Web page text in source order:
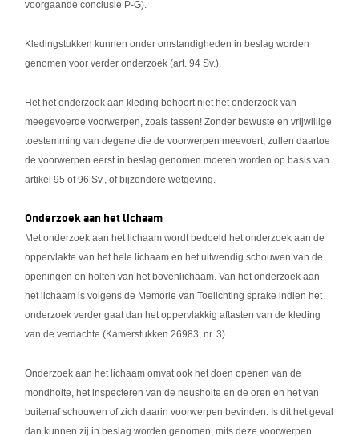
voorgaande conclusie P-G).
Kledingstukken kunnen onder omstandigheden in beslag worden
genomen voor verder onderzoek (art. 94 Sv.).
Het het onderzoek aan kleding behoort niet het onderzoek van
meegevoerde voorwerpen, zoals tassen! Zonder bewuste en vrijwillige
toestemming van degene die de voorwerpen meevoert, zullen daartoe
de voorwerpen eerst in beslag genomen moeten worden op basis van
artikel 95 of 96 Sv., of bijzondere wetgeving.
Onderzoek aan het lichaam
Met onderzoek aan het lichaam wordt bedoeld het onderzoek aan de
oppervlakte van het hele lichaam en het uitwendig schouwen van de
openingen en holten van het bovenlichaam. Van het onderzoek aan
het lichaam is volgens de Memorie van Toelichting sprake indien het
onderzoek verder gaat dan het oppervlakkig aftasten van de kleding
van de verdachte (Kamerstukken 26983, nr. 3).
Onderzoek aan het lichaam omvat ook het doen openen van de
mondholte, het inspecteren van de neusholte en de oren en het van
buitenaf schouwen of zich daarin voorwerpen bevinden. Is dit het geval
dan kunnen zij in beslag worden genomen, mits deze voorwerpen